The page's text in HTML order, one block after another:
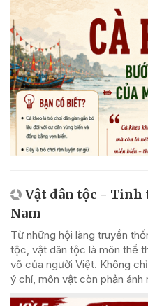
Vật dân tộc - Tinh
Nam
Từ những hội làng truyền
tộc, vật dân tộc là môn thể
võ của người Việt. Không
ý chí, môn vật còn phản ánh